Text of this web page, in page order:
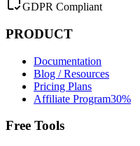
GDPR Compliant
PRODUCT
Documentation
Blog / Resources
Pricing Plans
Affiliate Program30%
Free Tools